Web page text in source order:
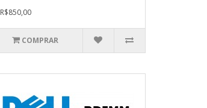
R$850,00
COMPRAR